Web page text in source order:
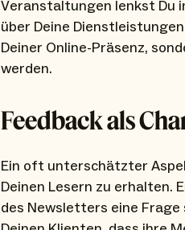
Veranstaltungen lenkst Du
über Deine
Deiner Online-Präsenz,
werden.
Feedback als
Ein oft unterschätzter
Deinen Lesern zu erhalten.
des Newsletters eine